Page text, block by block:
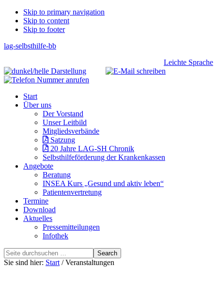
Skip
links
Skip to primary navigation
Skip to content
Skip to footer
lag-selbsthilfe-bb
Header
Right
Leichte Sprache
navigation
Start
Über uns
Der Vorstand
Unser Leitbild
Mitgliedsverbände
Satzung
20 Jahre LAG-SH Chronik
Selbsthilfeförderung der Krankenkassen
Angebote
Beratung
INSEA Kurs „Gesund und aktiv leben“
Patientenvertretung
Termine
Download
Aktuelles
Pressemitteilungen
Infothek
Search
this
Sie sind hier: Start / Veranstaltungen